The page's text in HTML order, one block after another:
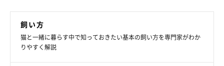
飼い方
猫と一緒に暮らす中で知っておきたい基本の飼い方を専門家がわか
りやすく解説